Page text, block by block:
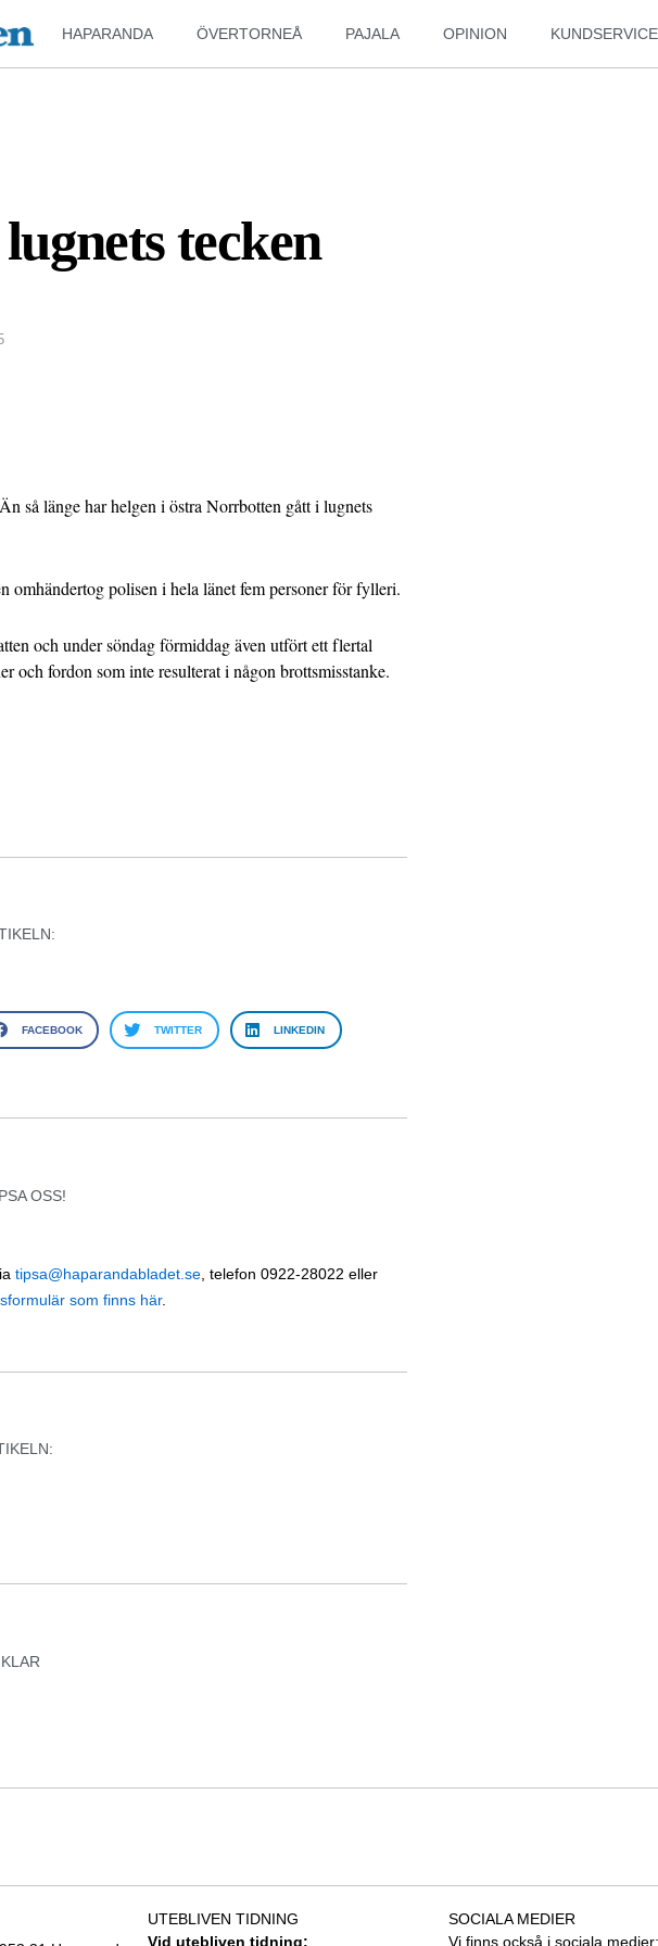
HAPARANDA ÖVERTORNEÅ PAJALA OPINION KUNDSERVICE
tecken
Än så länge har helgen i östra Norrbotten gått i lugnets
omhändertog polisen i hela länet fem personer för fylleri.
och under söndag förmiddag även utfört ett flertal
och fordon som inte resulterat i någon brottsmisstanke.
FACEBOOK TWITTER LINKEDIN
OSS!
tipsa@haparandabladet.se, telefon 0922-28022 eller
som finns här.
UTEBLIVEN TIDNING
Vid utebliven tidning:
SOCIALA MEDIER
Vi finns också i sociala medier: